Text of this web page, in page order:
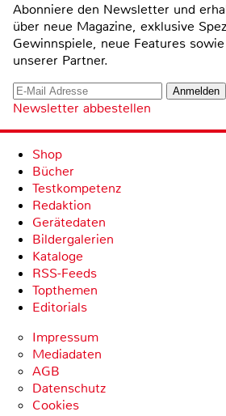
Abonniere den Newsletter und
über neue Magazine, exklusive
Gewinnspiele, neue Features
unserer Partner.
Newsletter abbestellen
Shop
Bücher
Testkompetenz
Redaktion
Gerätedaten
Bildergalerien
Kataloge
RSS-Feeds
Topthemen
Editorials
Impressum
Mediadaten
AGB
Datenschutz
Cookies